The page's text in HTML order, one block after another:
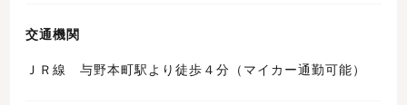
交通機関
ＪＲ線 与野本町駅より徒歩４分（マイカー通勤可能）